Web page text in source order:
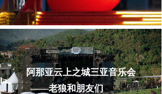
阿那亚云上之城三亚音乐会
la。
——老狼和朋友们